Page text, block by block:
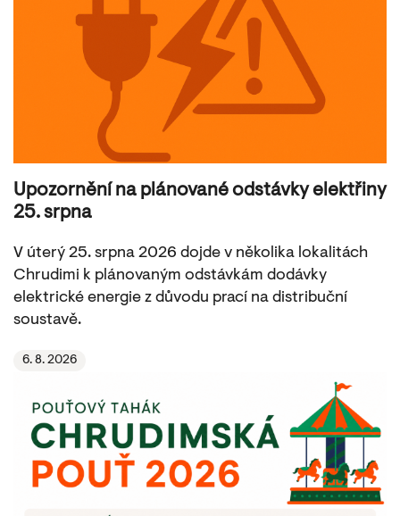
Upozornění na plánované odstávky elektřiny
25. srpna
V úterý 25. srpna 2026 dojde v několika lokalitách
Chrudimi k plánovaným odstávkám dodávky
elektrické energie z důvodu prací na distribuční
soustavě.
6. 8. 2026